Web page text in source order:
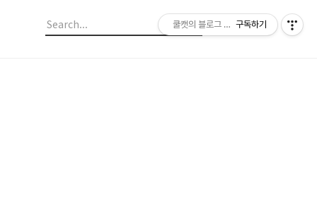
쿨캣의 블로그 놀이구독하기